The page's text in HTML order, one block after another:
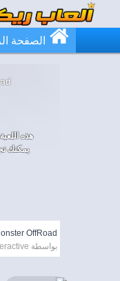
الصفحة
هذه
يمكنك
OffRoad
بواسطة RHM Interactive